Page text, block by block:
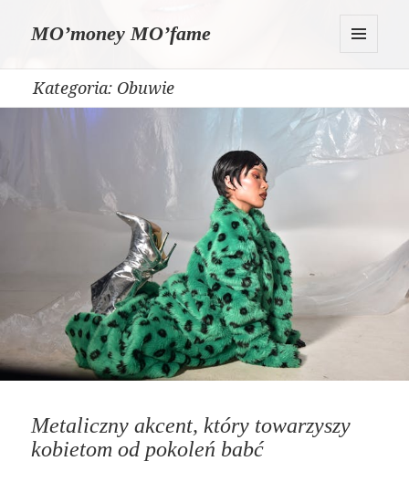
MO’money MO’fame
WIDGETY
Kategoria: Obuwie
Metaliczny akcent, który towarzyszy
kobietom od pokoleń babć